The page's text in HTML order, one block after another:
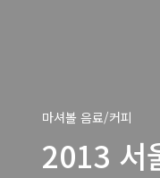
마셔볼 음료/커피
2013 서